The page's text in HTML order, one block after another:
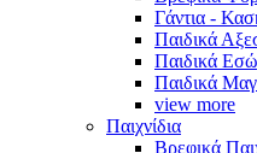
Γάντια -
Παιδικά
Παιδικά
Παιδικά
view more
Παιχνίδια
Βρεφικά